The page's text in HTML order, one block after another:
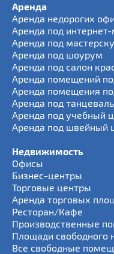
Аренда
Аренда недорогих
Аренда под
Аренда под
Аренда под шоурум
Аренда под салон
Аренда помещений
Аренда помещения
Аренда под
Аренда под учебный
Аренда под швейный
Недвижимость
Офисы
Бизнес-центры
Торговые центры
Аренда торговых
Ресторан/Кафе
Производственные
Площади свободного
Все свободные